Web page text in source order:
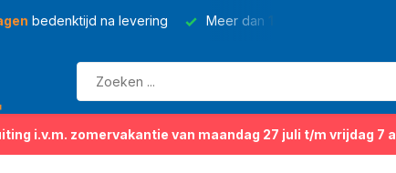
bedenktijd na levering Meer dan
i.v.m. zomervakantie van maandag 27 juli t/m vrijdag 7